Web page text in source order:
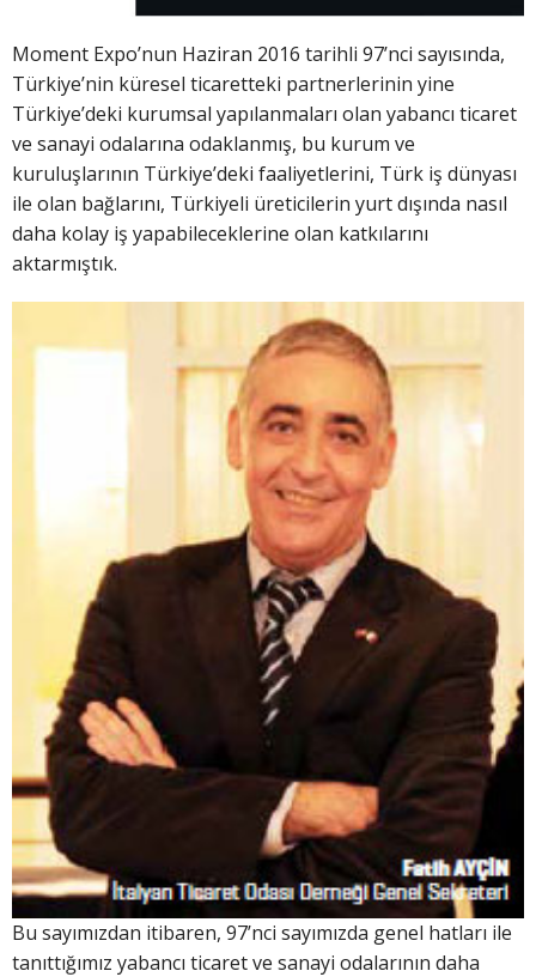
Moment Expo’nun Haziran 2016 tarihli 97’nci sayısında,
Türkiye’nin küresel ticaretteki partnerlerinin yine
Türkiye’deki kurumsal yapılanmaları olan yabancı ticaret
ve sanayi odalarına odaklanmış, bu kurum ve
kuruluşlarının Türkiye’deki faaliyetlerini, Türk iş dünyası
ile olan bağlarını, Türkiyeli üreticilerin yurt dışında nasıl
daha kolay iş yapabileceklerine olan katkılarını
aktarmıştık.
Bu sayımızdan itibaren, 97’nci sayımızda genel hatları ile
tanıttığımız yabancı ticaret ve sanayi odalarının daha